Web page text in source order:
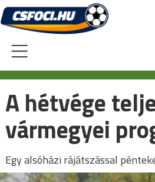
Skip
to
content
A hétvége
vármegyei
Egy alsóházi rájátszással